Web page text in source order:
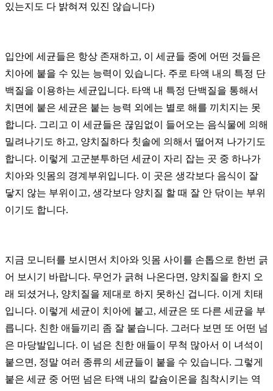
있는지도 다 밝혀져 있진 않습니다)
입안에 세균들은 항상 존재하고, 이 세균들 중에 어떤 것들은
치아에 붙을 수 있는 능력이 있습니다. 주로 타액 내의 특정 단
백질을 이용하는 세균입니다. 타액 내 특정 단백질을 통해서
치면에 붙은 세균은 붙는 능력 외에는 별로 해를 끼치지는 못
합니다. 그리고 이 세균들은 끊임없이 들어오는 음식물에 의해
밀려나기도 하고, 양치질하다 칫솔에 의해서 떨어져 나가기도
합니다. 이렇게 고군분투하던 세균이 자리 잡는 곳 중 하나가
치아와 잇몸의 경계부위입니다. 이 곳은 생각보다 음식이 잘
닿지 않는 부위이고, 생각보다 양치질 할 때 잘 안 닦이는 부위
이기도 합니다.
지금 모니터를 보시면서 치아와 잇몸 사이를 손톱으로 한번 긁
어 보시기 바랍니다. 무언가 긁혀 나온다면, 양치질을 한지 오
래 되셨거나, 양치질을 제대로 하지 못하신 겁니다. 이게 치태
입니다. 이렇게 세균이 치아에 붙고, 세균은 또 다른 세균을 부
릅니다. 친한 애들끼리 좀 잘 붙습니다. 그러다 보면 또 어떤 넘
은 마당발입니다. 이 넘은 친한 애들이 무척 많아서 이 녀석이
붙으면, 정말 여러 종류의 세균들이 붙을 수 있습니다. 그렇게
붙은 세균 중 어떤 넘은 타액 내의 칼슘이온을 침착시키는 역